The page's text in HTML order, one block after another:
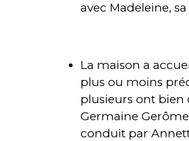
avec Madeleine,
La maison a
plus ou moins
plusieurs ont bien
Germaine
conduit par